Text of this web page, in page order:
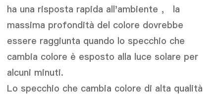
ha una risposta rapida all'ambiente ， la
massima profondità del colore dovrebbe
essere raggiunta quando lo specchio che
cambia colore è esposto alla luce solare per
alcuni minuti.
Lo specchio che cambia colore di alta qualità